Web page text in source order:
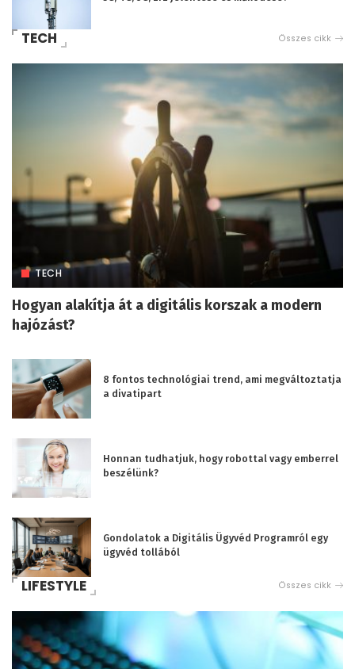
TECH Összes cikk
TECH
Hogyan alakítja át a digitális korszak a modern
hajózást?
8 fontos technológiai trend, ami megváltoztatja
a divatipart
Honnan tudhatjuk, hogy robottal vagy emberrel
beszélünk?
Gondolatok a Digitális Ügyvéd Programról egy
ügyvéd tollából
LIFESTYLE Összes cikk